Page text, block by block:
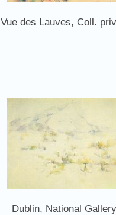
Vue des Lauves, Coll.
Dublin, National